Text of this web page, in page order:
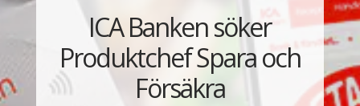
ICA Banken söker
Produktchef Spara och
Försäkra